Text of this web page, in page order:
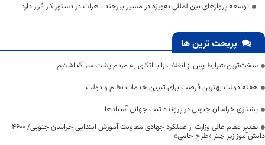
توسعه پروازهای بین‌المللی به‌ویژه در مسیر بیرجند ـ هرات در دستور کار قرار دارد
پربحث ترین ها
سخت‌ترین شرایط پس از انقلاب را با اتکای به مردم پشت سر گذاشتیم
هفته دولت بهترین فرصت برای تبیین خدمات نظام و دولت
یشتازی خراسان جنوبی در پرونده ثبت جهانی آسبادها
تقدیر مقام عالی وزارت از عملکرد جهادی معاونت آموزش ابتدایی خراسان جنوبی/ ۴۶۰۰
دانش‌آموز زیر چتر «طرح حامی»